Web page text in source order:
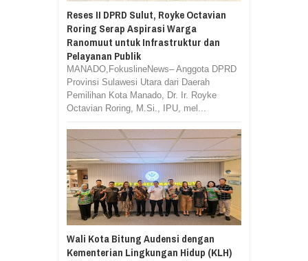
Reses II DPRD Sulut, Royke Octavian
Roring Serap Aspirasi Warga
Ranomuut untuk Infrastruktur dan
Pelayanan Publik
MANADO,FokuslineNews– Anggota DPRD
Provinsi Sulawesi Utara dari Daerah
Pemilihan Kota Manado, Dr. Ir. Royke
Octavian Roring, M.Si., IPU, mel...
Wali Kota Bitung Audensi dengan
Kementerian Lingkungan Hidup (KLH)